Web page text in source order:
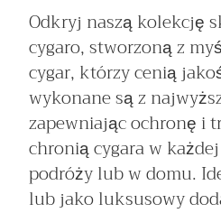
Odkryj naszą kolekcję
cygaro, stworzoną z
cygar, którzy cenią
wykonane są z
zapewniając ochronę i
chronią cygara w
podróży lub w domu.
lub jako luksusowy